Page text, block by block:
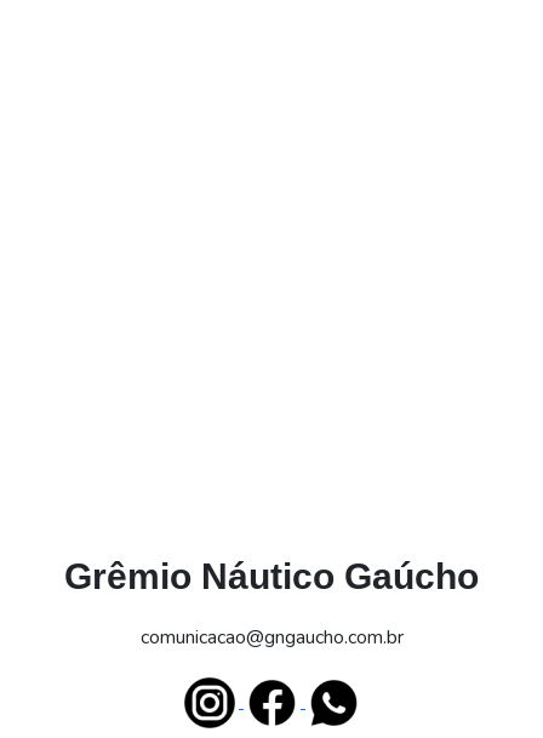
Grêmio Náutico Gaúcho
comunicacao@gngaucho.com.br